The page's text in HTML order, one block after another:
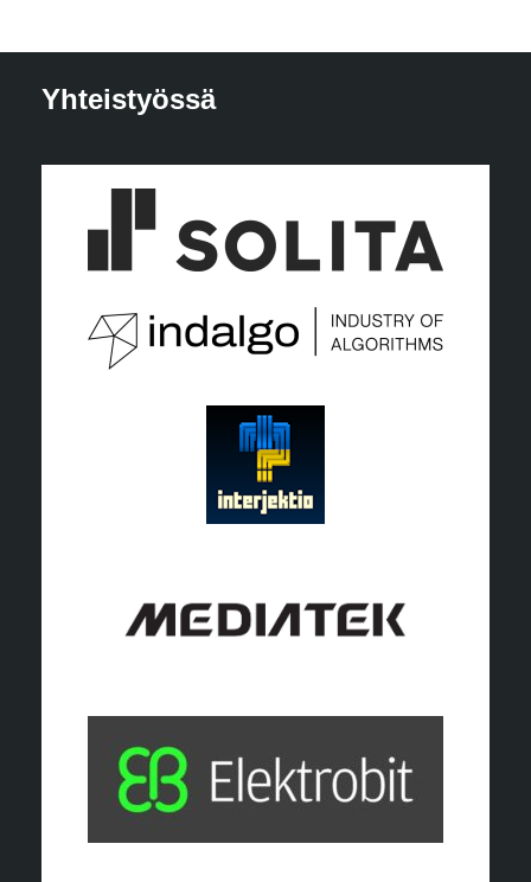
Yhteistyössä